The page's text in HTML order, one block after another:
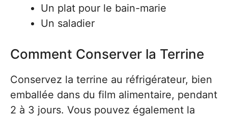
Un plat pour le bain-marie
Un saladier
Comment Conserver la Terrine
Conservez la terrine au réfrigérateur, bien
emballée dans du film alimentaire, pendant
2 à 3 jours. Vous pouvez également la